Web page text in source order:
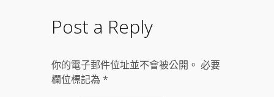
Post a Reply
你的電子郵件位址並不會被公開。 必要
欄位標記為 *